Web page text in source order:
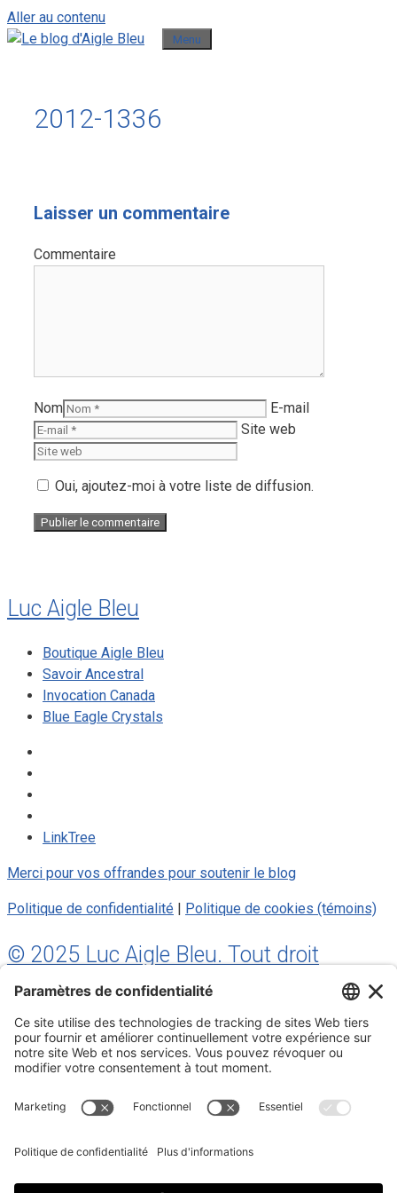
Aller au contenu
Menu
2012-1336
Laisser un commentaire
Commentaire
Nom
E-mail
Site web
Oui, ajoutez-moi à votre liste de diffusion.
Luc Aigle Bleu
Boutique Aigle Bleu
Savoir Ancestral
Invocation Canada
Blue Eagle Crystals
LinkTree
Merci pour vos offrandes pour soutenir le blog
Politique de confidentialité Politique de cookies (témoins)
© 2025 Luc Aigle Bleu. Tout droit
réservé.
S'inscrire à mon Infolettre